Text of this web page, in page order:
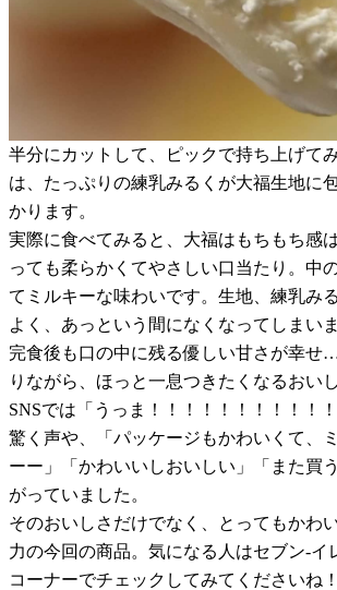
半分にカットして、ピックで持ち上げて
は、たっぷりの練乳みるくが大福生地に
かります。
実際に食べてみると、大福はもちもち感
っても柔らかくてやさしい口当たり。中
てミルキーな味わいです。生地、練乳み
よく、あっという間になくなってしまいま
完食後も口の中に残る優しい甘さが幸
りながら、ほっと一息つきたくなるおい
SNSでは「うっま！！！！！！！！！！
驚く声や、「パッケージもかわいくて、
ーー」「かわいいしおいしい」「また買
がっていました。
そのおいしさだけでなく、とってもかわ
力の今回の商品。気になる人はセブン-イ
コーナーでチェックしてみてくださいね！